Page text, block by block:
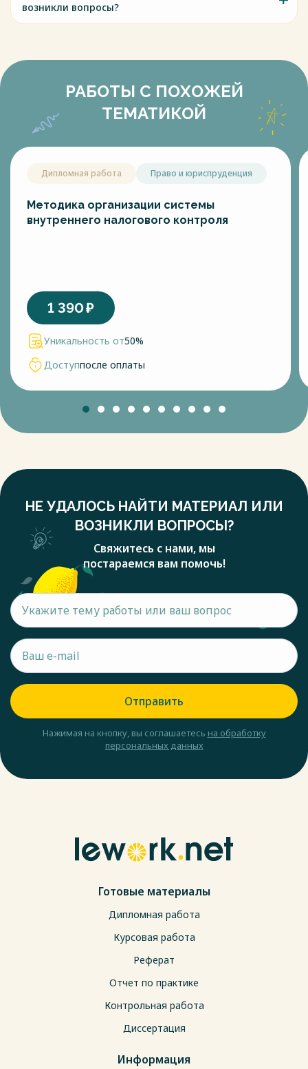
возникли вопросы?
РАБОТЫ С ПОХОЖЕЙ
ТЕМАТИКОЙ
Дипломная работа Право и юриспруденция
Методика организации системы
внутреннего налогового контроля
1 390₽
Уникальность от50%
Доступпосле оплаты
НЕ УДАЛОСЬ НАЙТИ МАТЕРИАЛ ИЛИ
ВОЗНИКЛИ ВОПРОСЫ?
Свяжитесь с нами, мы
постараемся вам помочь!
Отправить
Нажимая на кнопку, вы соглашаетесь на обработку
персональных данных
Готовые материалы
Дипломная работа
Курсовая работа
Реферат
Отчет по практике
Контрольная работа
Диссертация
Информация